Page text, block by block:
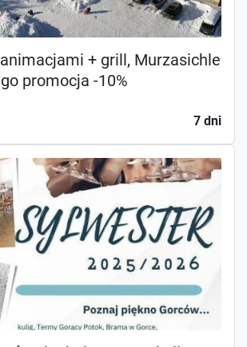
+ grill, Murzasichle
promocja -10%
7 dni